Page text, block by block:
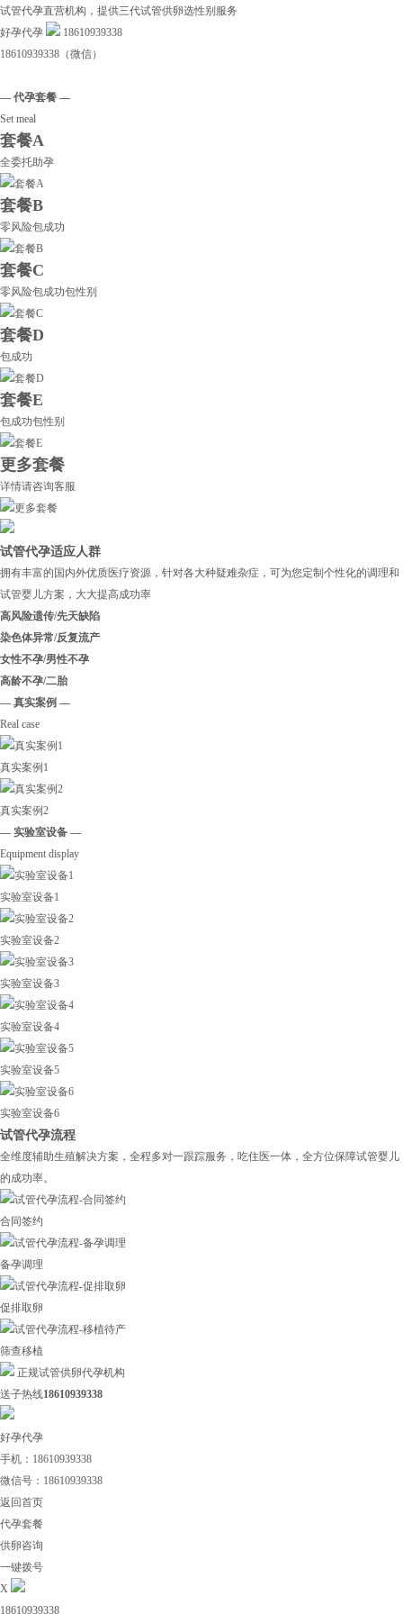
试管代孕直营机构，提供三代试管供卵选性别服务
好孕代孕
18610939338
18610939338（微信）
— 代孕套餐 —
Set meal
套餐A
全委托助孕
套餐B
零风险包成功
套餐C
零风险包成功包性别
套餐D
包成功
套餐E
包成功包性别
更多套餐
详情请咨询客服
试管代孕适应人群
拥有丰富的国内外优质医疗资源，针对各大种疑难杂症，可为您定制个性化的调理和
试管婴儿方案，大大提高成功率
高风险遗传/先天缺陷
染色体异常/反复流产
女性不孕/男性不孕
高龄不孕/二胎
— 真实案例 —
Real case
真实案例1
真实案例2
— 实验室设备 —
Equipment display
实验室设备1
实验室设备2
实验室设备3
实验室设备4
实验室设备5
实验室设备6
试管代孕流程
全维度辅助生殖解决方案，全程多对一跟踪服务，吃住医一体，全方位保障试管婴儿
的成功率。
合同签约
备孕调理
促排取卵
筛查移植
正规试管供卵代孕机构
送子热线18610939338
好孕代孕
手机：18610939338
微信号：18610939338
返回首页
代孕套餐
供卵咨询
一键拨号
X
18610939338